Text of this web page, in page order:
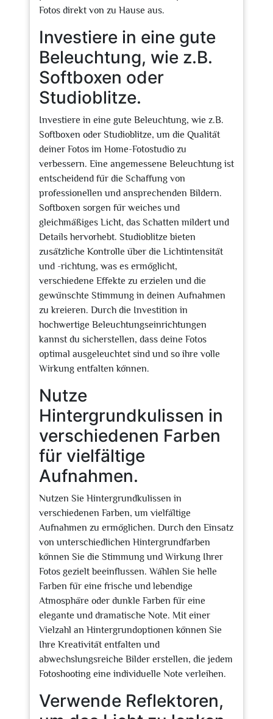
Fotos direkt von zu Hause aus.
Investiere in eine gute
Beleuchtung, wie z.B.
Softboxen oder
Studioblitze.
Investiere in eine gute Beleuchtung, wie z.B.
Softboxen oder Studioblitze, um die Qualität
deiner Fotos im Home-Fotostudio zu
verbessern. Eine angemessene Beleuchtung ist
entscheidend für die Schaffung von
professionellen und ansprechenden Bildern.
Softboxen sorgen für weiches und
gleichmäßiges Licht, das Schatten mildert und
Details hervorhebt. Studioblitze bieten
zusätzliche Kontrolle über die Lichtintensität
und -richtung, was es ermöglicht,
verschiedene Effekte zu erzielen und die
gewünschte Stimmung in deinen Aufnahmen
zu kreieren. Durch die Investition in
hochwertige Beleuchtungseinrichtungen
kannst du sicherstellen, dass deine Fotos
optimal ausgeleuchtet sind und so ihre volle
Wirkung entfalten können.
Nutze
Hintergrundkulissen in
verschiedenen Farben
für vielfältige
Aufnahmen.
Nutzen Sie Hintergrundkulissen in
verschiedenen Farben, um vielfältige
Aufnahmen zu ermöglichen. Durch den Einsatz
von unterschiedlichen Hintergrundfarben
können Sie die Stimmung und Wirkung Ihrer
Fotos gezielt beeinflussen. Wählen Sie helle
Farben für eine frische und lebendige
Atmosphäre oder dunkle Farben für eine
elegante und dramatische Note. Mit einer
Vielzahl an Hintergrundoptionen können Sie
Ihre Kreativität entfalten und
abwechslungsreiche Bilder erstellen, die jedem
Fotoshooting eine individuelle Note verleihen.
Verwende Reflektoren,